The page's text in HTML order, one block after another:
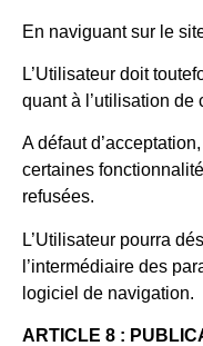
En naviguant sur le
L’Utilisateur doit
quant à l’utilisation de
A défaut
certaines
refusées.
L’Utilisateur pourra
l’intermédiaire des
logiciel de navigation.
ARTICLE 8 :